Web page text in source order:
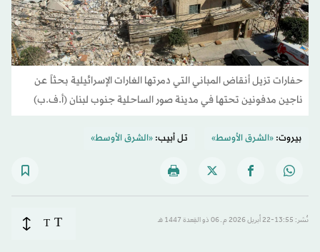
حفارات تزيل أنقاض المباني التي دمرتها الغارات الإسرائيلية بحثاً عن
ناجين مدفونين تحتها في مدينة صور الساحلية جنوب لبنان (أ.ف.ب)
بيروت:«الشرق الأوسط» تل أبيب:«الشرق الأوسط»
نُشر: 13:55-22 أبريل 2026 م ـ 06 ذو القِعدة 1447 هـ T
T